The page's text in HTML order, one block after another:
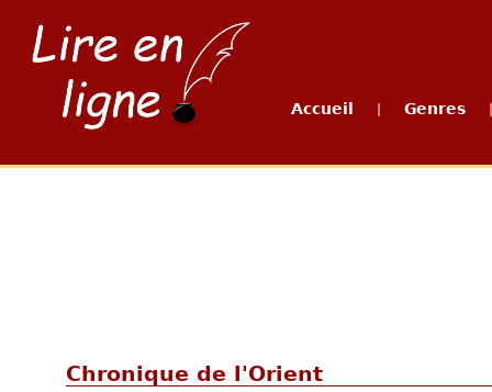
Accueil Genres
Chronique de l'Orient